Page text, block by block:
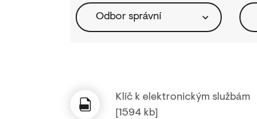
Odbor správní
Klíč k elektronickým službám
[1594 kb]